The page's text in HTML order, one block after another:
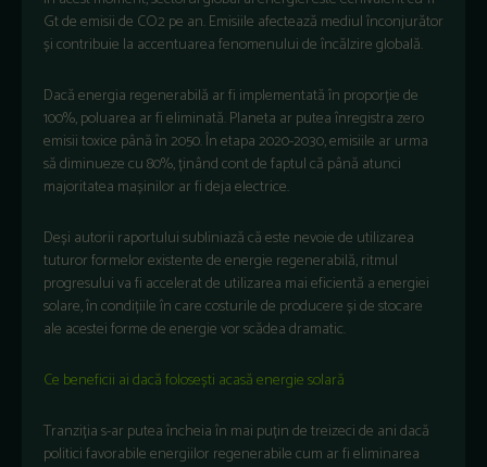
Gt de emisii de CO2 pe an. Emisiile afectează mediul înconjurător
și contribuie la accentuarea fenomenului de încălzire globală.
Dacă energia regenerabilă ar fi implementată în proporție de
100%, poluarea ar fi eliminată. Planeta ar putea înregistra zero
emisii toxice până în 2050. În etapa 2020-2030, emisiile ar urma
să diminueze cu 80%, ținând cont de faptul că până atunci
majoritatea mașinilor ar fi deja electrice.
Deși autorii raportului subliniază că este nevoie de utilizarea
tuturor formelor existente de energie regenerabilă, ritmul
progresului va fi accelerat de utilizarea mai eficientă a energiei
solare, în condițiile în care costurile de producere și de stocare
ale acestei forme de energie vor scădea dramatic.
Ce beneficii ai dacă folosești acasă energie solară
Tranziția s-ar putea încheia în mai puțin de treizeci de ani dacă
politici favorabile energiilor regenerabile cum ar fi eliminarea